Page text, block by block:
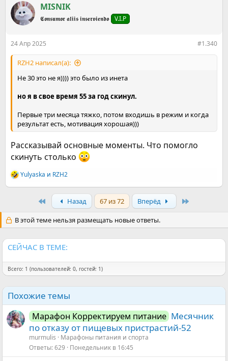
к
ц
и
MISNIK
𝕮𝖔𝖓𝖘𝖚𝖒𝖔𝖗 𝖆𝖑𝖎𝖎𝖘 𝖎𝖓𝖘𝖊𝖗𝖛𝖎𝖊𝖓𝖉𝖔 V.I.P
24 Апр 2025 #1.340
RZH2 написал(а):
Не 30 это не я)))) это было из инета
но я в свое время 55 за год скинул.
Первые три месяца тяжко, потом входишь в режим и когда
результат есть, мотивация хорошая)))
Рассказывай основные моменты. Что помогло
скинуть столько
Р
е
и
и
Yulyaska и RZH2
Назад 67 из 72 Вперёд
В этой теме нельзя размещать новые ответы.
СЕЙЧАС В ТЕМЕ:
Всего: 1 (пользователей: 0, гостей: 1)
Похожие темы
Марафон Корректируем питание Месячник
по отказу от пищевых пристрастий-52
murmulis
Марафоны питания и спорта
Ответы 629 Понедельник в 16:45